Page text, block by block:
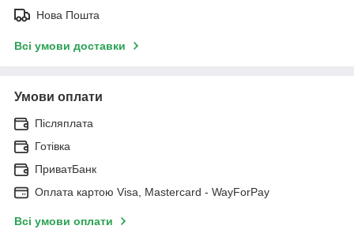
Нова Пошта
Всі умови доставки
Умови оплати
Післяплата
Готівка
ПриватБанк
Оплата картою Visa, Mastercard - WayForPay
Всі умови оплати